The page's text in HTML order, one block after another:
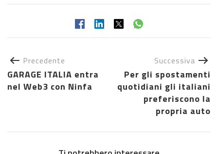
Precedente
GARAGE ITALIA entra
nel Web3 con Ninfa
Successiva
Per gli spostamenti
quotidiani gli italiani
preferiscono la
propria auto